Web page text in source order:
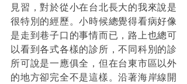
見習，對於從小在台北長大的我來說是
很特別的經歷。小時候總覺得看病好像
是走到巷子口的事情而已，路上也總可
以看到各式各樣的診所，不同科別的診
所可說是一應俱全，但在台東市區以外
的地方卻完全不是這樣。沿著海岸線開